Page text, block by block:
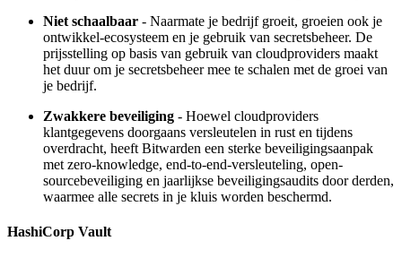
Niet schaalbaar - Naarmate je bedrijf groeit, groeien ook je
ontwikkel-ecosysteem en je gebruik van secretsbeheer. De
prijsstelling op basis van gebruik van cloudproviders maakt
het duur om je secretsbeheer mee te schalen met de groei van
je bedrijf.
Zwakkere beveiliging - Hoewel cloudproviders
klantgegevens doorgaans versleutelen in rust en tijdens
overdracht, heeft Bitwarden een sterke beveiligingsaanpak
met zero-knowledge, end-to-end-versleuteling, open-
sourcebeveiliging en jaarlijkse beveiligingsaudits door derden,
waarmee alle secrets in je kluis worden beschermd.
HashiCorp Vault